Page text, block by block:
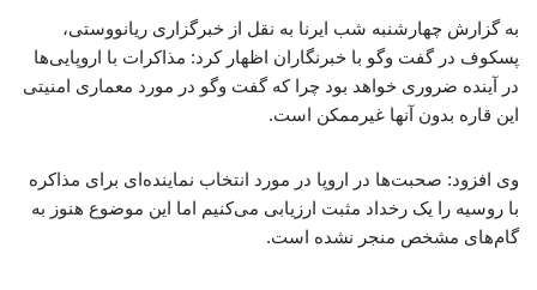
به گزارش چهارشنبه شب ایرنا به نقل از خبرگزاری ریانووستی،
پسکوف در گفت وگو با خبرنگاران اظهار کرد: مذاکرات با اروپایی‌ها
در آینده ضروری خواهد بود چرا که گفت وگو در مورد معماری امنیتی
این قاره بدون آنها غیرممکن است.
وی افزود: صحبت‌ها در اروپا در مورد انتخاب نماینده‌ای برای مذاکره
با روسیه را یک رخداد مثبت ارزیابی می‌کنیم اما این موضوع هنوز به
گام‌های مشخص منجر نشده است.